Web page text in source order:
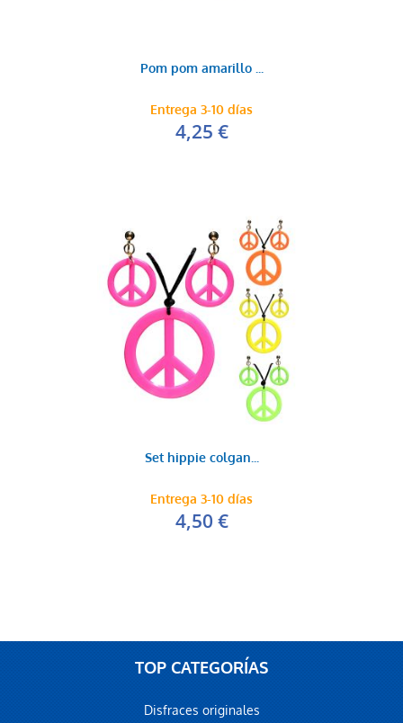
Pom pom amarillo ...
Entrega 3-10 días
4,25 €
Set hippie colgan...
Entrega 3-10 días
4,50 €
TOP CATEGORÍAS
Disfraces originales